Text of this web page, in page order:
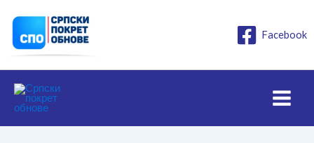
садржај
Facebook